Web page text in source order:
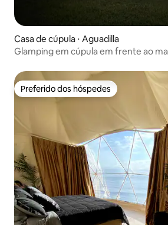
Casa de cúpula ⋅ Aguadilla
Glamping em cúpula em frente ao
Preferido dos hóspedes
Preferido dos hóspedes